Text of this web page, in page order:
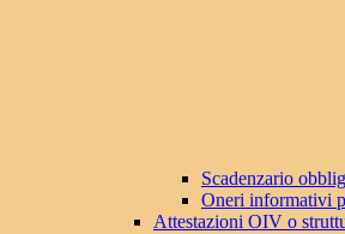
Scadenzario
Oneri informativi
Attestazioni OIV o